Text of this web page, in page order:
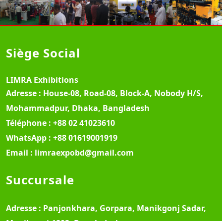
Siège Social
LIMRA Exhibitions
Adresse : House-08, Road-08, Block-A, Nobody H/S,
Mohammadpur, Dhaka, Bangladesh
Téléphone : +88 02 41023610
WhatsApp : +88 01619001919
Email : limraexpobd@gmail.com
Succursale
Adresse : Panjonkhara, Gorpara, Manikgonj Sadar,